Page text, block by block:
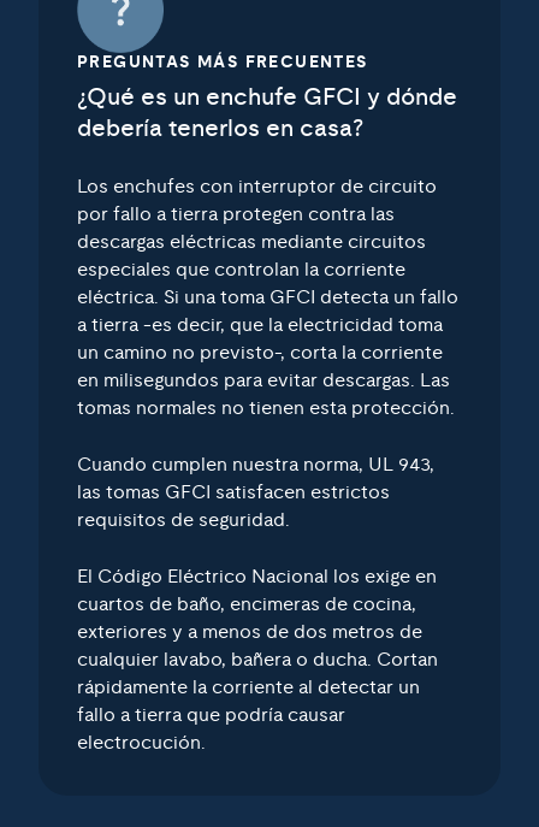
PREGUNTAS MÁS FRECUENTES
¿Qué es un enchufe GFCI y dónde
debería tenerlos en casa?
Los enchufes con interruptor de circuito
por fallo a tierra protegen contra las
descargas eléctricas mediante circuitos
especiales que controlan la corriente
eléctrica. Si una toma GFCI detecta un fallo
a tierra -es decir, que la electricidad toma
un camino no previsto-, corta la corriente
en milisegundos para evitar descargas. Las
tomas normales no tienen esta protección.
Cuando cumplen nuestra norma, UL 943,
las tomas GFCI satisfacen estrictos
requisitos de seguridad.
El Código Eléctrico Nacional los exige en
cuartos de baño, encimeras de cocina,
exteriores y a menos de dos metros de
cualquier lavabo, bañera o ducha. Cortan
rápidamente la corriente al detectar un
fallo a tierra que podría causar
electrocución.